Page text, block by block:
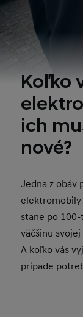
Koľko
ich
nové?
Jedna z obáv
elektromobily
stane po
väčšinu
A koľko vás
prípade